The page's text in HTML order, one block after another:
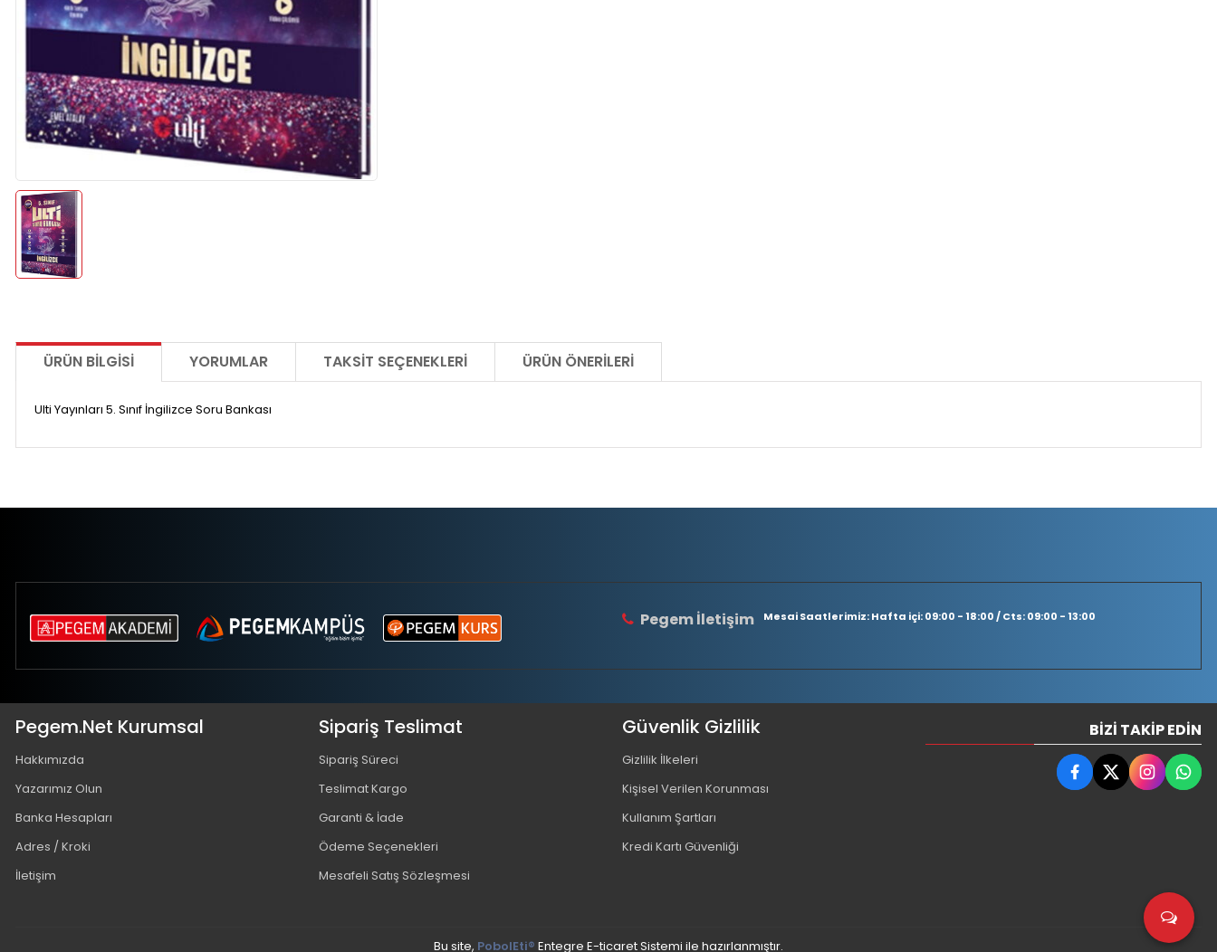
ÜRÜN BILGISI YORUMLAR TAKSIT SEÇENEKLERI ÜRÜN ÖNERILERI
Ulti Yayınları 5. Sınıf İngilizce Soru Bankası
Pegem İletişim Mesai Saatlerimiz: Hafta içi: 09:00 - 18:00 / Cts: 09:00 - 13:00
Pegem.Net Kurumsal
Hakkımızda
Yazarımız Olun
Banka Hesapları
Adres / Kroki
İletişim
Sipariş Teslimat
Sipariş Süreci
Teslimat Kargo
Garanti & İade
Ödeme Seçenekleri
Mesafeli Satış Sözleşmesi
Güvenlik Gizlilik
Gizlilik İlkeleri
Kişisel Verilen Korunması
Kullanım Şartları
Kredi Kartı Güvenliği
BIZI TAKIP EDIN
Bu site, PobolEti® Entegre E-ticaret Sistemi ile hazırlanmıştır.